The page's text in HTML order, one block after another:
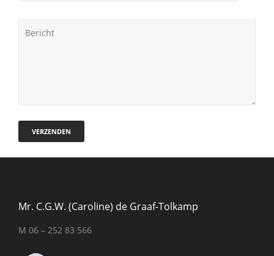
Mr. C.G.W. (Caroline) de Graaf-Tolkamp
M 06 – 252 83 566